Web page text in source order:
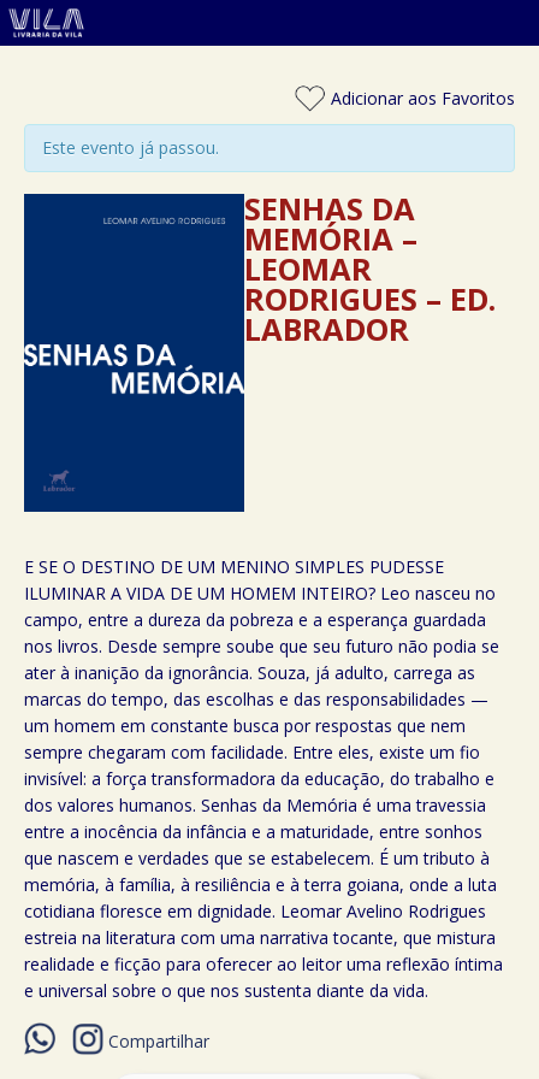
Adicionar aos Favoritos
Este evento já passou.
SENHAS DA
MEMÓRIA –
LEOMAR
RODRIGUES – ED.
LABRADOR
E SE O DESTINO DE UM MENINO SIMPLES PUDESSE
ILUMINAR A VIDA DE UM HOMEM INTEIRO? Leo nasceu no
campo, entre a dureza da pobreza e a esperança guardada
nos livros. Desde sempre soube que seu futuro não podia se
ater à inanição da ignorância. Souza, já adulto, carrega as
marcas do tempo, das escolhas e das responsabilidades —
um homem em constante busca por respostas que nem
sempre chegaram com facilidade. Entre eles, existe um fio
invisível: a força transformadora da educação, do trabalho e
dos valores humanos. Senhas da Memória é uma travessia
entre a inocência da infância e a maturidade, entre sonhos
que nascem e verdades que se estabelecem. É um tributo à
memória, à família, à resiliência e à terra goiana, onde a luta
cotidiana floresce em dignidade. Leomar Avelino Rodrigues
estreia na literatura com uma narrativa tocante, que mistura
realidade e ficção para oferecer ao leitor uma reflexão íntima
e universal sobre o que nos sustenta diante da vida.
Compartilhar